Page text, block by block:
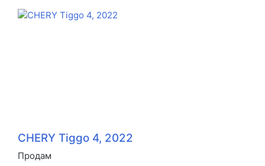
CHERY Tiggo 4, 2022
Продам